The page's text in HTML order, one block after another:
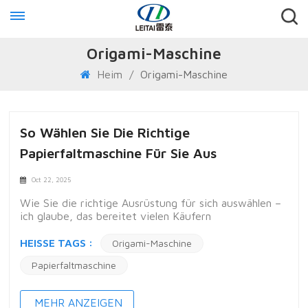
Origami-Maschine
Heim / Origami-Maschine
So Wählen Sie Die Richtige
Papierfaltmaschine Für Sie Aus
Oct 22, 2025
Wie Sie die richtige Ausrüstung für sich auswählen –
ich glaube, das bereitet vielen Käufern
Diskussion zu diesem Thema zu eröffnen.Im
Beispiel eine Origami-Maschine: 1. Wenn Sie als neuer
mit dem Prozess noch nicht vertraut sind, müssen Sie
HEISSE TAGS :
Origami-Maschine
Papierfaltmaschine
MEHR ANZEIGEN